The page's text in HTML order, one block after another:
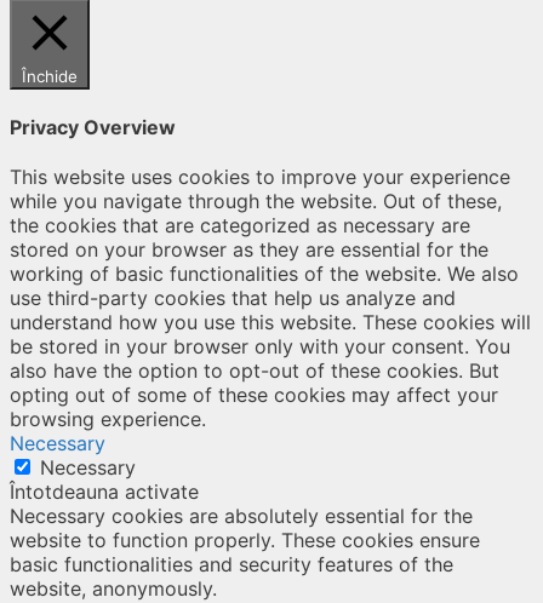
Închide
Privacy Overview
This website uses cookies to improve your experience
while you navigate through the website. Out of these,
the cookies that are categorized as necessary are
stored on your browser as they are essential for the
working of basic functionalities of the website. We also
use third-party cookies that help us analyze and
understand how you use this website. These cookies will
be stored in your browser only with your consent. You
also have the option to opt-out of these cookies. But
opting out of some of these cookies may affect your
browsing experience.
Necessary
Necessary
Întotdeauna activate
Necessary cookies are absolutely essential for the
website to function properly. These cookies ensure
basic functionalities and security features of the
website, anonymously.